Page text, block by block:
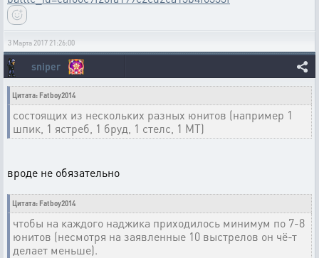
3 Марта 2017 21:26:00
sniper
Цитата: Fatboy2014
состоящих из нескольких разных юнитов (например 1
шпик, 1 ястреб, 1 бруд, 1 стелс, 1 МТ)
вроде не обязательно
Цитата: Fatboy2014
чтобы на каждого наджика приходилось минимум по 7-8
юнитов (несмотря на заявленные 10 выстрелов он чё-т
делает меньше).